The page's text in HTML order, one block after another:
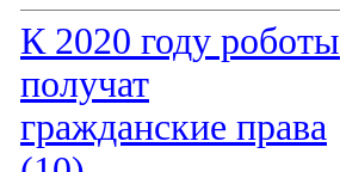
К 2020 году роботы
получат
гражданские права